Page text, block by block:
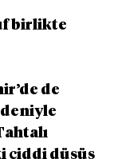
birlikte
de
ciddi düşüş